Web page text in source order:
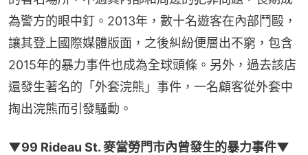
為警方的眼中釘。2013年，數十名遊客在內部鬥毆，
讓其登上國際媒體版面，之後糾紛便層出不窮，包含
2015年的暴力事件也成為全球頭條。另外，過去該店
還發生著名的「外套浣熊」事件，一名顧客從外套中
掏出浣熊而引發騷動。
▼99 Rideau St. 麥當勞門市內曾發生的暴力事件▼